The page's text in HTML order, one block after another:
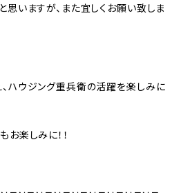
いますが、また宜しくお願い致しま
ハウジング重兵衛の活躍を楽しみに
楽しみに！！